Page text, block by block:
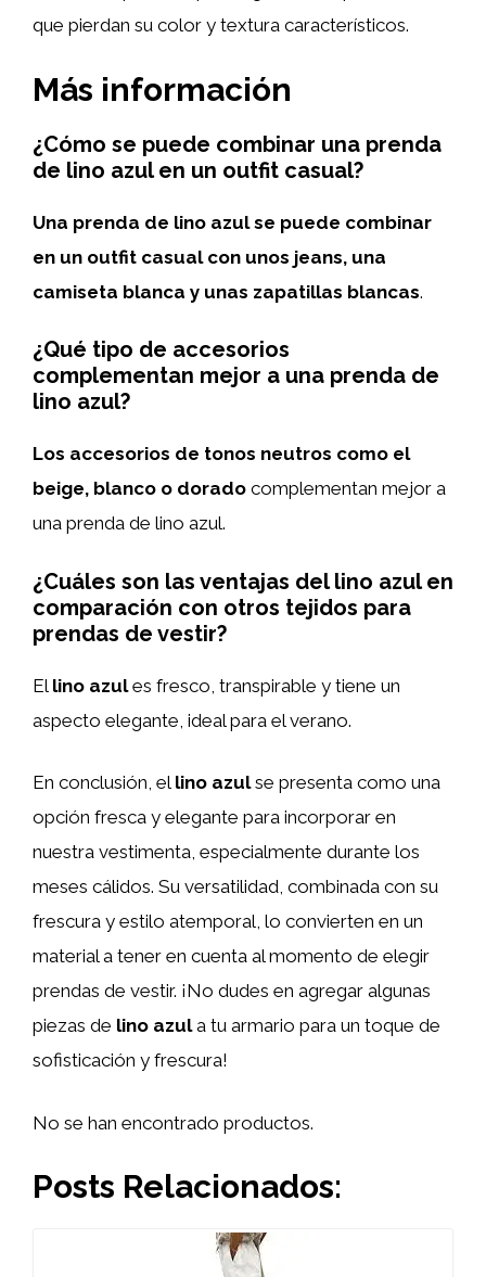
que pierdan su color y textura característicos.
Más información
¿Cómo se puede combinar una prenda
de lino azul en un outfit casual?
Una prenda de lino azul se puede combinar
en un outfit casual con unos jeans, una
camiseta blanca y unas zapatillas blancas.
¿Qué tipo de accesorios
complementan mejor a una prenda de
lino azul?
Los accesorios de tonos neutros como el
beige, blanco o dorado complementan mejor a
una prenda de lino azul.
¿Cuáles son las ventajas del lino azul en
comparación con otros tejidos para
prendas de vestir?
El lino azules fresco, transpirable y tiene un
aspecto elegante, ideal para el verano.
En conclusión, el lino azulse presenta como una
opción fresca y elegante para incorporar en
nuestra vestimenta, especialmente durante los
meses cálidos. Su versatilidad, combinada con su
frescura y estilo atemporal, lo convierten en un
material a tener en cuenta al momento de elegir
prendas de vestir. ¡No dudes en agregar algunas
piezas de lino azula tu armario para un toque de
sofisticación y frescura!
No se han encontrado productos.
Posts Relacionados: